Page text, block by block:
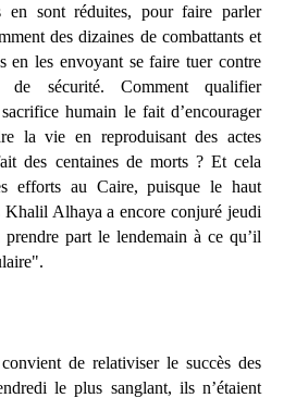
en sont réduites, pour faire parler
des dizaines de combattants et
en les envoyant se faire tuer contre
de sécurité. Comment qualifier
humain le fait d’encourager
la vie en reproduisant des actes
des centaines de morts ? Et cela
efforts au Caire, puisque le haut
Khalil Alhaya a encore conjuré jeudi
part le lendemain à ce qu’il
de relativiser le succès des
le plus sanglant, ils n’étaient